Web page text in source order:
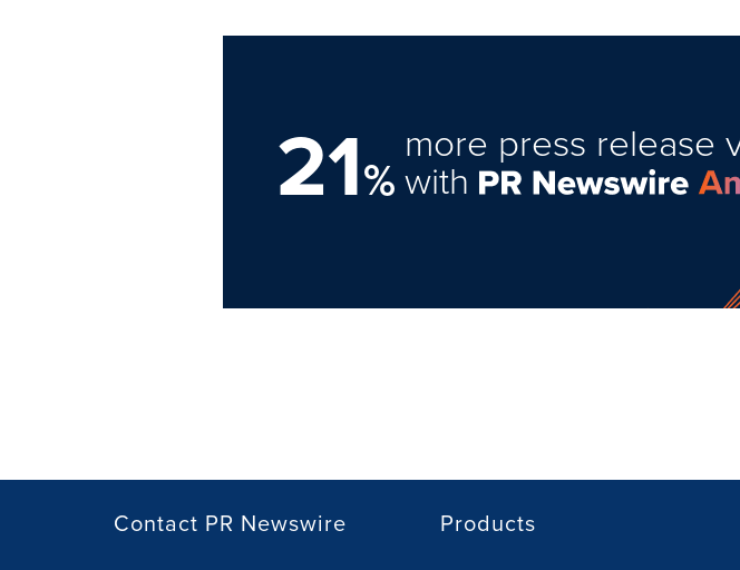
21%
more press release
with
Contact PR Newswire Products